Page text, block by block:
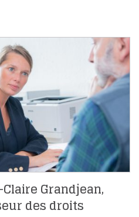
Grandjean,
des droits